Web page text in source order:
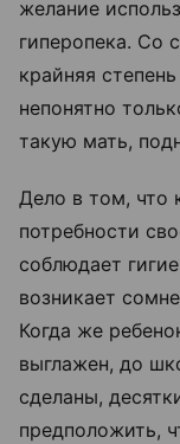
желание
гиперопека. Со
крайняя
непонятно
такую мать,
Дело в том, что
потребности
соблюдает
возникает
Когда же
выглажен, до
сделаны,
предположить,